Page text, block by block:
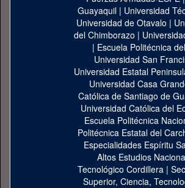
Guayaquil| Universidad
Universidad de Otavalo |
del Chimborazo |
| Escuela Politécnica
Universidad San
Universidad Estatal
Universidad Casa
Católica de Santiago de
Universidad Católica del
Escuela Politécnica
Politécnica Estatal del
Especialidades Espíritu
Altos Estudios
Tecnológico Cordillera |
Superior, Ciencia,